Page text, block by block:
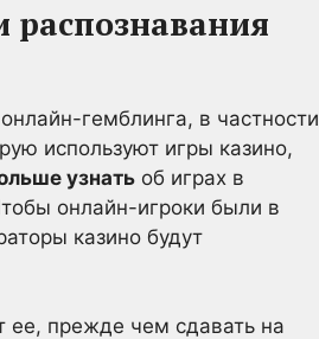
распознавания
гемблинга, в частности
используют игры казино,
узнать об играх в
онлайн-игроки были в
казино будут
ее, прежде чем сдавать на